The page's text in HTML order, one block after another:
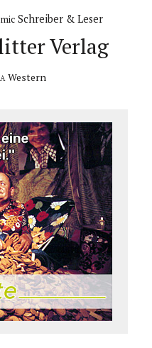
Schreiber & Leser
Verlag
Western